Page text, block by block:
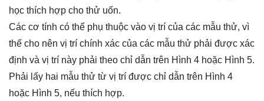
học thích hợp cho thử uốn.
Các cơ tính có thể phụ thuộc vào vị trí của các mẫu thử, vì
thế cho nên vị trí chính xác của các mẫu thử phải được xác
định và vị trí này phải theo chỉ dẫn trên Hình 4 hoặc Hình 5.
Phải lấy hai mẫu thử từ vị trí được chỉ dẫn trên Hình 4
hoặc Hình 5, nếu thích hợp.